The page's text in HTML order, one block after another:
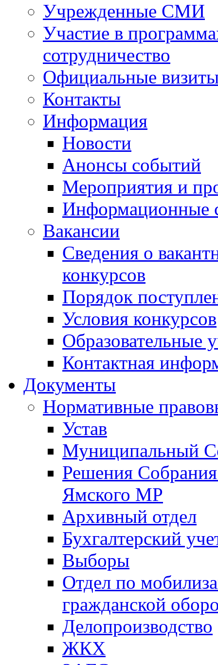
Учрежденные СМИ
Участие в
сотрудничество
Официальные
Контакты
Информация
Новости
Анонсы событий
Мероприятия и
Информационные
Вакансии
Сведения о
конкурсов
Порядок
Условия конкурсов
Образовательные
Контактная
Документы
Нормативные
Устав
Муниципальный
Решения
Ямского МР
Архивный отдел
Бухгалтерский
Выборы
Отдел по
гражданской
Делопроизводство
ЖКХ